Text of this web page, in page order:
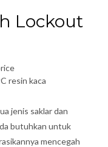
Lockout
resin kaca
jenis saklar dan
butuhkan untuk
mencegah